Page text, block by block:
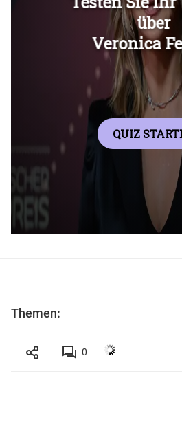
Themen:
0